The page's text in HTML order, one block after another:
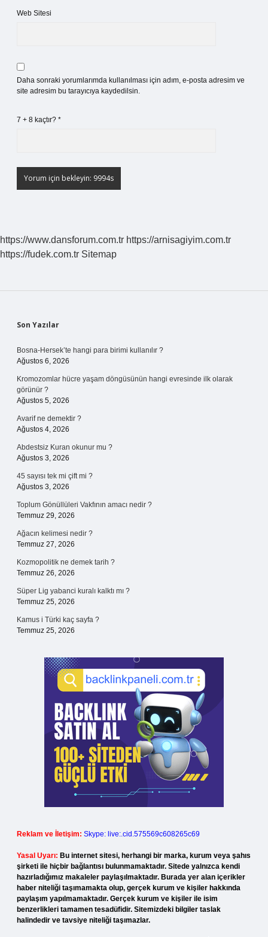
Web Sitesi
Daha sonraki yorumlarımda kullanılması için adım, e-posta adresim ve
site adresim bu tarayıcıya kaydedilsin.
7 + 8 kaçtır? *
https://www.dansforum.com.tr https://arnisagiyim.com.tr
https://fudek.com.tr Sitemap
Sidebar
Son Yazılar
Bosna-Hersek’te hangi para birimi kullanılır ?
Ağustos 6, 2026
Kromozomlar hücre yaşam döngüsünün hangi evresinde ilk olarak
görünür ?
Ağustos 5, 2026
Avarif ne demektir ?
Ağustos 4, 2026
Abdestsiz Kuran okunur mu ?
Ağustos 3, 2026
45 sayısı tek mi çift mi ?
Ağustos 3, 2026
Toplum Gönüllüleri Vakfının amacı nedir ?
Temmuz 29, 2026
Ağacın kelimesi nedir ?
Temmuz 27, 2026
Kozmopolitik ne demek tarih ?
Temmuz 26, 2026
Süper Lig yabanci kuralı kalktı mı ?
Temmuz 25, 2026
Kamus i Türki kaç sayfa ?
Temmuz 25, 2026
Reklam ve İletişim: Skype: live:.cid.575569c608265c69
Yasal Uyarı: Bu internet sitesi, herhangi bir marka, kurum veya şahıs
şirketi ile hiçbir bağlantısı bulunmamaktadır. Sitede yalnızca kendi
hazırladığımız makaleler paylaşılmaktadır. Burada yer alan içerikler
haber niteliği taşımamakta olup, gerçek kurum ve kişiler hakkında
paylaşım yapılmamaktadır. Gerçek kurum ve kişiler ile isim
benzerlikleri tamamen tesadüfidir. Sitemizdeki bilgiler taslak
halindedir ve tavsiye niteliği taşımazlar.